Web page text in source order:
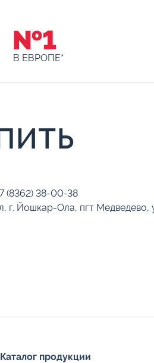
№1
В ЕВРОПЕ*
(8362) 38-00-38
г. Йошкар-Ола, пгт Медведево,
Каталог продукции